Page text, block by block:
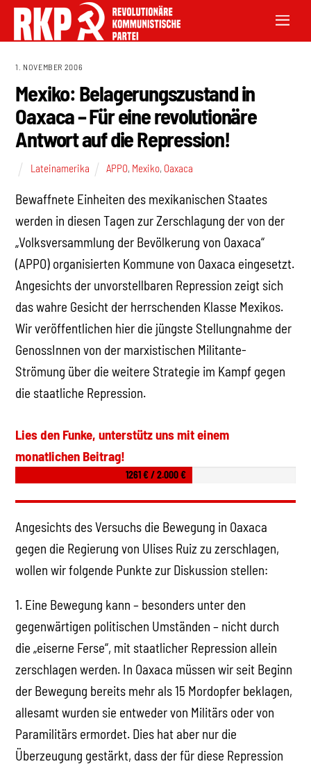
1. NOVEMBER 2006
Mexiko: Belagerungszustand in
Oaxaca – Für eine revolutionäre
Antwort auf die Repression!
Lateinamerika APPO, Mexiko, Oaxaca
Bewaffnete Einheiten des mexikanischen Staates
werden in diesen Tagen zur Zerschlagung der von der
„Volksversammlung der Bevölkerung von Oaxaca“
(APPO) organisierten Kommune von Oaxaca eingesetzt.
Angesichts der unvorstellbaren Repression zeigt sich
das wahre Gesicht der herrschenden Klasse Mexikos.
Wir veröffentlichen hier die jüngste Stellungnahme der
GenossInnen von der marxistischen Militante-
Strömung über die weitere Strategie im Kampf gegen
die staatliche Repression.
Lies den Funke, unterstütz uns mit einem
monatlichen Beitrag!
1261 € / 2.000 €
Angesichts des Versuchs die Bewegung in Oaxaca
gegen die Regierung von Ulises Ruiz zu zerschlagen,
wollen wir folgende Punkte zur Diskussion stellen:
1. Eine Bewegung kann – besonders unter den
gegenwärtigen politischen Umständen – nicht durch
die „eiserne Ferse“, mit staatlicher Repression allein
zerschlagen werden. In Oaxaca müssen wir seit Beginn
der Bewegung bereits mehr als 15 Mordopfer beklagen,
allesamt wurden sie entweder von Militärs oder von
Paramilitärs ermordet. Dies hat aber nur die
Überzeugung gestärkt, dass der für diese Repression